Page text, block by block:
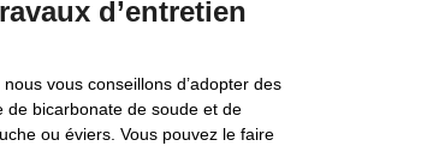
d’entretien
vous conseillons d’adopter des
de bicarbonate de soude et de
ou éviers. Vous pouvez le faire